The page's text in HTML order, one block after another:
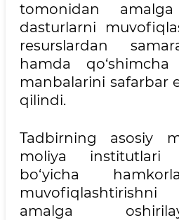
tomonidan amalga
dasturlarni
resurslardan
hamda qo‘shimcha
manbalarini safarbar
qilindi.
Tadbirning asosiy
moliya institutlari
bo‘yicha
amalga